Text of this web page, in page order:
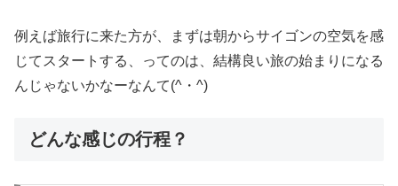
例えば旅行に来た方が、まずは朝からサイゴンの空気を感
じてスタートする、ってのは、結構良い旅の始まりになる
んじゃないかなーなんて(^・^)
どんな感じの行程？